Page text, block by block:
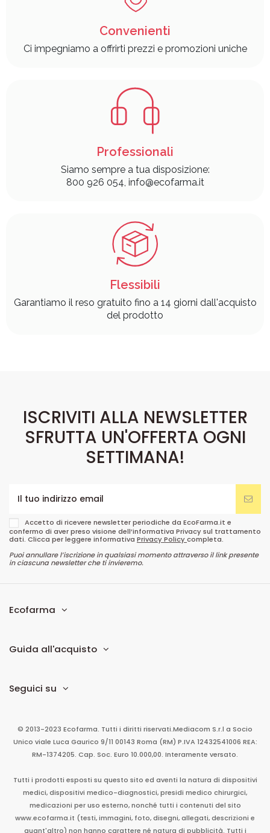
Convenienti
Ci impegniamo a offrirti prezzi e promozioni uniche
Professionali
Siamo sempre a tua disposizione:
800 926 054, info@ecofarma.it
Flessibili
Garantiamo il reso gratuito fino a 14 giorni dall'acquisto
del prodotto
ISCRIVITI ALLA NEWSLETTER
SFRUTTA UN'OFFERTA OGNI
SETTIMANA!
Accetto di ricevere newsletter periodiche da EcoFarma.it e
confermo di aver preso visione dell’informativa Privacy sul trattamento
dati. Clicca per leggere informativa Privacy Policycompleta.
Puoi annullare l’iscrizione in qualsiasi momento attraverso il link presente
in ciascuna newsletter che ti invieremo.
Ecofarma
Guida all'acquisto
Seguici su
© 2013-2023 Ecofarma. Tutti i diritti riservati.Mediacom S.r.l a Socio
Unico viale Luca Gaurico 9/11 00143 Roma (RM) P.IVA 12432541006 REA:
RM-1374205. Cap. Soc. Euro 10.000,00. Interamente versato.
Tutti i prodotti esposti su questo sito ed aventi la natura di dispositivi
medici, dispositivi medico-diagnostici, presidi medico chirurgici,
medicazioni per uso esterno, nonché tutti i contenuti del sito
www.ecofarma.it (testi, immagini, foto, disegni, allegati, descrizioni e
quant'altro) non hanno carattere né natura di pubblicità. Tutti i